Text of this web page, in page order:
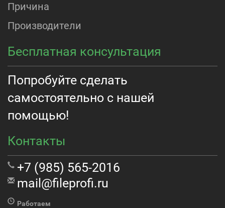
Причина
Производители
Бесплатная консультация
Попробуйте сделать
самостоятельно с нашей
помощью!
Контакты
+7 (985) 565-2016
mail@fileprofi.ru
Работаем